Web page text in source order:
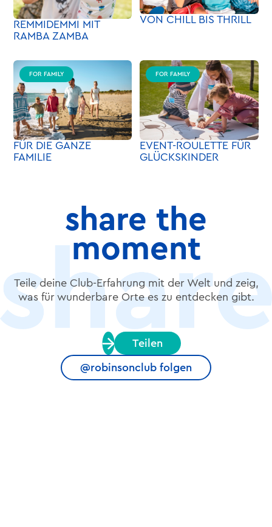
REMMIDEMMI MIT
RAMBA ZAMBA
VON CHILL BIS THRILL
FOR FAMILY
FÜR DIE GANZE
FAMILIE
FOR FAMILY
EVENT-ROULETTE FÜR
GLÜCKSKINDER
share the
moment
Teile deine Club-Erfahrung mit der Welt und zeig,
was für wunderbare Orte es zu entdecken gibt.
Teilen
@robinsonclub folgen